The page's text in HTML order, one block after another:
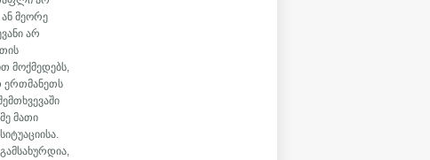
მეორე
არ
მოქმედებს,
ერთმანეთს
მათი